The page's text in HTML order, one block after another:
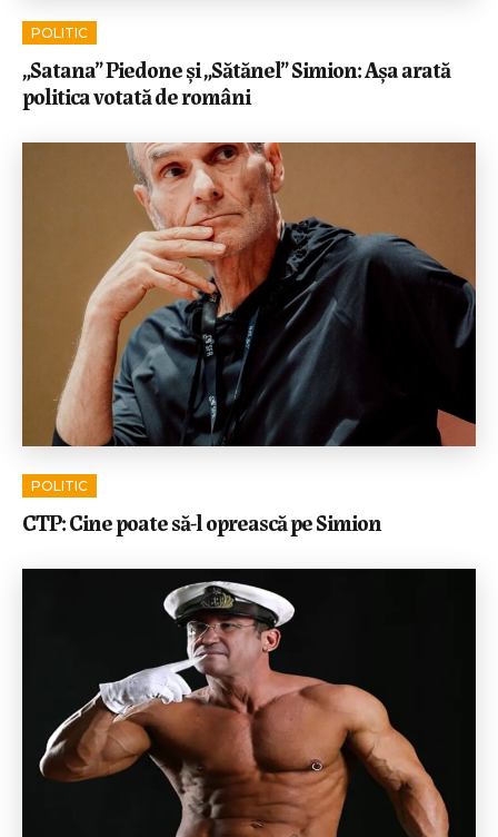
POLITIC
„Satana” Piedone și „Sătănel” Simion: Așa arată
politica votată de români
POLITIC
CTP: Cine poate să-l oprească pe Simion